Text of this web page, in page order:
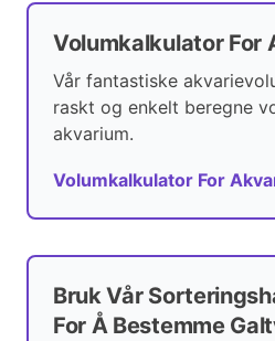
Volumkalkulator For
Vår fantastiske
raskt og enkelt beregne
akvarium.
Volumkalkulator For
Bruk Vår
For Å Bestemme